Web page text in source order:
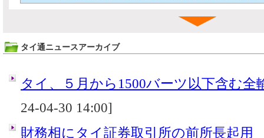
タイ通ニュースアーカイブ
タイ、５月から1500バーツ以下含む全
24-04-30 14:00]
財務相にタイ証券取引所の前所長起